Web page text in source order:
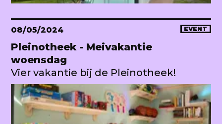
08/05/2024 EVENT
Pleinotheek - Meivakantie
woensdag
Vier vakantie bij de Pleinotheek!